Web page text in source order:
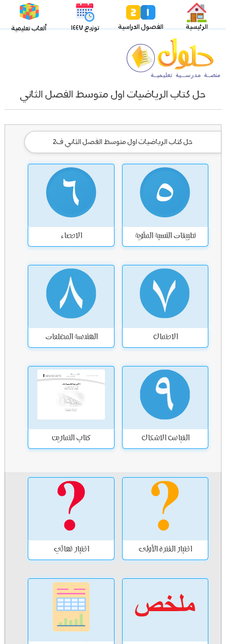
الرئيسية الفصول الدراسية توزيع ١٤٤٧ ألعاب تعليمية
حل كتاب الرياضيات اول متوسط الفصل الثاني
حل كتاب الرياضيات اول متوسط الفصل الثاني ف2
تطبيقات النسبة المئوية الاحصاء
الاحتمال الهندسة المضلعات
القياس الاشكال كتاب التمارين
اختبار الفترة الأولى اختبار نهائي